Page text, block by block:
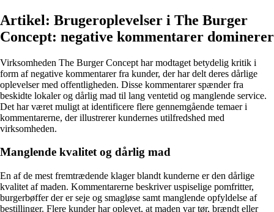
Artikel: Brugeroplevelser i The Burger
Concept: negative kommentarer dominerer
Virksomheden The Burger Concept har modtaget betydelig kritik i
form af negative kommentarer fra kunder, der har delt deres dårlige
oplevelser med offentligheden. Disse kommentarer spænder fra
beskidte lokaler og dårlig mad til lang ventetid og manglende service.
Det har været muligt at identificere flere gennemgående temaer i
kommentarerne, der illustrerer kundernes utilfredshed med
virksomheden.
Manglende kvalitet og dårlig mad
En af de mest fremtrædende klager blandt kunderne er den dårlige
kvalitet af maden. Kommentarerne beskriver uspiselige pomfritter,
burgerbøffer der er seje og smagløse samt manglende opfyldelse af
bestillinger. Flere kunder har oplevet, at maden var tør, brændt eller